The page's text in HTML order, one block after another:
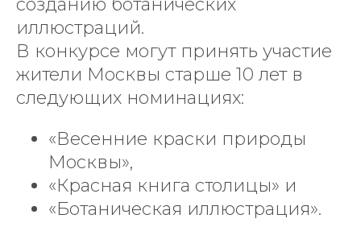
созданию ботанических
иллюстраций.
В конкурсе могут принять участие
жители Москвы старше 10 лет в
следующих номинациях:
«Весенние краски природы
Москвы»,
«Красная книга столицы» и
«Ботаническая иллюстрация».